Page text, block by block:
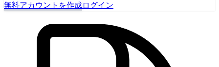
無料アカウントを作成ログイン